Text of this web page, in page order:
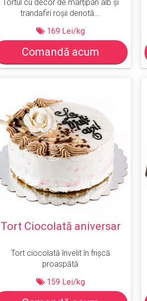
Tortul cu decor de marțipan alb și
trandafiri roșii denotă...
169 Lei/kg
Comandă acum
Tort Ciocolată aniversar
Tort ciocolată învelit în frișcă
proaspătă
159 Lei/kg